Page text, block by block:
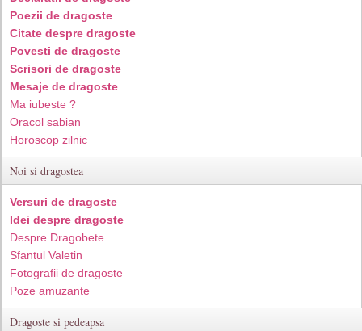
Poezii de dragoste
Citate despre dragoste
Povesti de dragoste
Scrisori de dragoste
Mesaje de dragoste
Ma iubeste ?
Oracol sabian
Horoscop zilnic
Noi si dragostea
Versuri de dragoste
Idei despre dragoste
Despre Dragobete
Sfantul Valetin
Fotografii de dragoste
Poze amuzante
Dragoste si pedeapsa